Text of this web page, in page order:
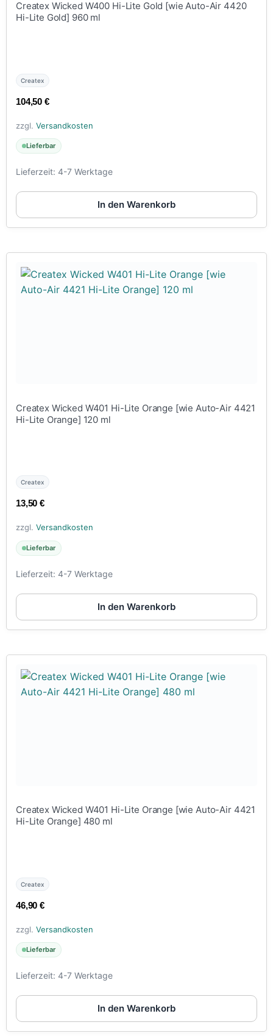
Createx Wicked W400 Hi-Lite Gold [wie Auto-Air 4420
Hi-Lite Gold] 960 ml
Createx
104,50 €
zzgl. Versandkosten
Lieferbar
Lieferzeit: 4-7 Werktage
In den Warenkorb
Createx Wicked W401 Hi-Lite Orange [wie Auto-Air 4421
Hi-Lite Orange] 120 ml
Createx
13,50€
zzgl. Versandkosten
Lieferbar
Lieferzeit: 4-7 Werktage
In den Warenkorb
Createx Wicked W401 Hi-Lite Orange [wie Auto-Air 4421
Hi-Lite Orange] 480 ml
Createx
46,90€
zzgl. Versandkosten
Lieferbar
Lieferzeit: 4-7 Werktage
In den Warenkorb